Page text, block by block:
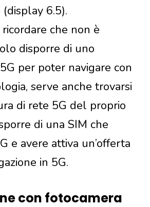
6.5).
che non è
disporre di uno
per poter navigare con
serve anche trovarsi
di rete 5G del proprio
di una SIM che
e avere attiva un’offerta
in 5G.
con fotocamera